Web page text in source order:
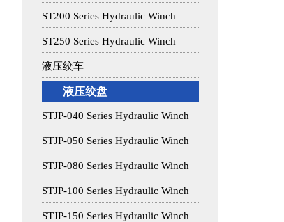
ST200 Series Hydraulic Winch
ST250 Series Hydraulic Winch
液压绞车
液压绞盘
STJP-040 Series Hydraulic Winch
STJP-050 Series Hydraulic Winch
STJP-080 Series Hydraulic Winch
STJP-100 Series Hydraulic Winch
STJP-150 Series Hydraulic Winch